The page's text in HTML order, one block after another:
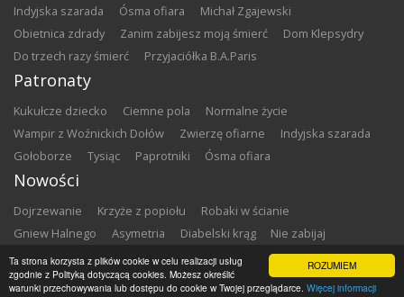
ROZUMIEM
Ta strona korzysta z plików cookie w celu realizacji usług
zgodnie z Polityką dotyczącą cookies. Możesz określić
warunki przechowywania lub dostępu do cookie w Twojej przeglądarce. Więcej informacji
Indyjska szarada Ósma ofiara
Michał Zgajewski
Obietnica zdrady
Zanim zabijesz moją śmierć
Dom Klepsydry
Do trzech razy śmierć
Przyjaciółka B.A.Paris
Patronaty
Kukułcze dziecko Ciemne pola
Normalne życie
Wampir z Woźnickich Dołów
Zwierzę ofiarne
Indyjska szarada
Gołoborze
Tysiąc Paprotniki Ósma ofiara
Nowości
Dojrzewanie Krzyże z popiołu
Robaki w ścianie
Gniew Halnego
Asymetria Diabelski krąg
Nie zabijaj
Dowody zbrodni
Zemsta Matki chrzestne
Copyright ©2026Zbrodnia w Bibliotece